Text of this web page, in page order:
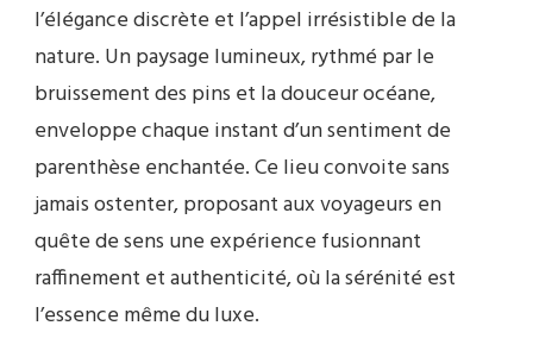
l’élégance discrète et l’appel irrésistible de la
nature. Un paysage lumineux, rythmé par le
bruissement des pins et la douceur océane,
enveloppe chaque instant d’un sentiment de
parenthèse enchantée. Ce lieu convoite sans
jamais ostenter, proposant aux voyageurs en
quête de sens une expérience fusionnant
raffinement et authenticité, où la sérénité est
l’essence même du luxe.